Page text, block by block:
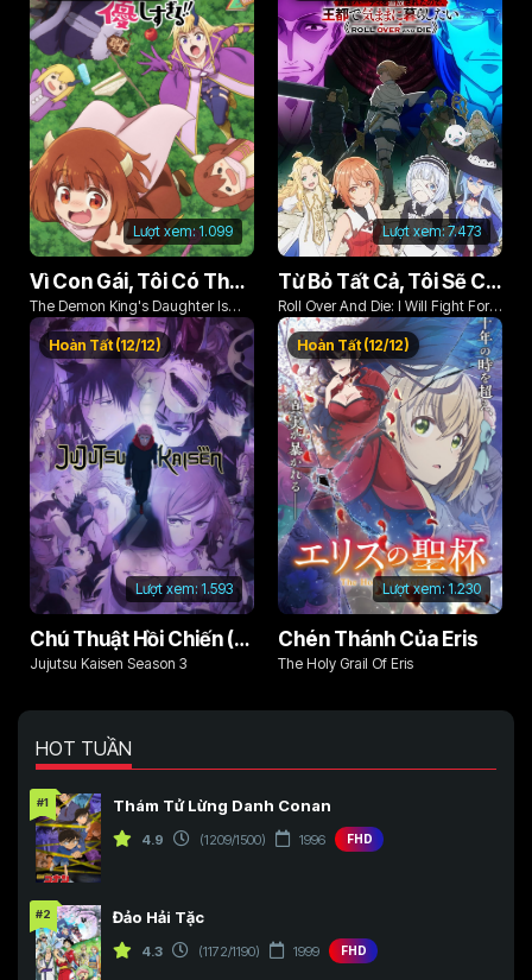
Lượt xem:1.099
Vì Con Gái, Tôi Có Thể Đánh Bại Cả Ma Vương
The Demon King's Daughter Is
Too Kind!!
Lượt xem:7.473
Từ Bỏ Tất Cả, Tôi Sẽ Chiến Đấu Cho Một Cuộc Sống Bình Thường Với Tình Yêu Của Đời Mình Và Chiếc Thanh Kiếm Bị Nguyền Rủa!
Roll Over And Die: I Will Fight For
An Ordinary Life With My Love And
Cursed Sword!
Lượt xem: 1.593
Hoàn Tất (12/12)
Chú Thuật Hồi Chiến (Phần 3)
Jujutsu Kaisen Season 3
Lượt xem: 1.230
Hoàn Tất (12/12)
Chén Thánh Của Eris
The Holy Grail Of Eris
HOT TUẦN
#1 Thám Tử Lừng Danh Conan
4.9 (1209/1500) 1996 FHD
#2 Đảo Hải Tặc
4.3 (1172/1190) 1999 FHD